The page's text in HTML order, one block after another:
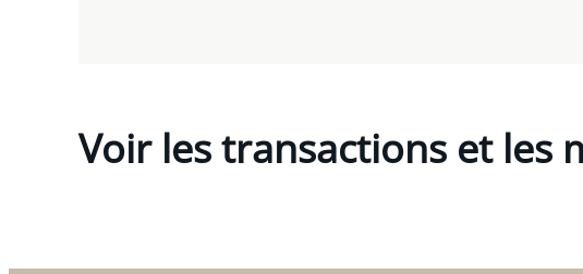
Voir les transactions et les